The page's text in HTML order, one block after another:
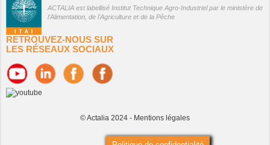
ACTALIA est labellisé Institut Technique Agro-Industriel par le ministère de
l'Alimentation, de l'Agriculture et de la Pêche
RETROUVEZ-NOUS SUR
LES RÉSEAUX SOCIAUX
© Actalia 2024 - Mentions légales